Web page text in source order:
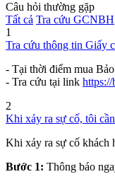
Câu hỏi thường gặp
Tất cả Tra cứu GCNBH
1
Tra cứu thông tin Giấy
- Tại thời điểm mua
- Tra cứu tại link https://
2
Khi xảy ra sự cố, tôi
Khi xảy ra sự cố khách
Bước 1: Thông báo